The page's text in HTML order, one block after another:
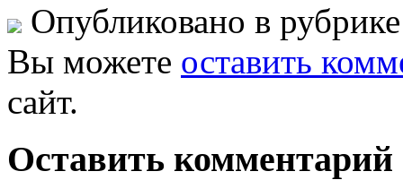
Опубликовано в
Вы можете оставить
сайт.
Оставить комментарий